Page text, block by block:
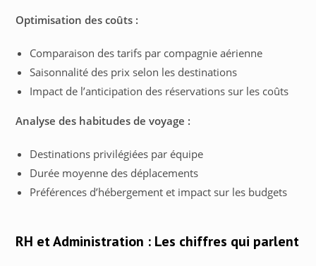
Optimisation des coûts :
Comparaison des tarifs par compagnie aérienne
Saisonnalité des prix selon les destinations
Impact de l’anticipation des réservations sur les coûts
Analyse des habitudes de voyage :
Destinations privilégiées par équipe
Durée moyenne des déplacements
Préférences d’hébergement et impact sur les budgets
RH et Administration : Les chiffres qui parlent